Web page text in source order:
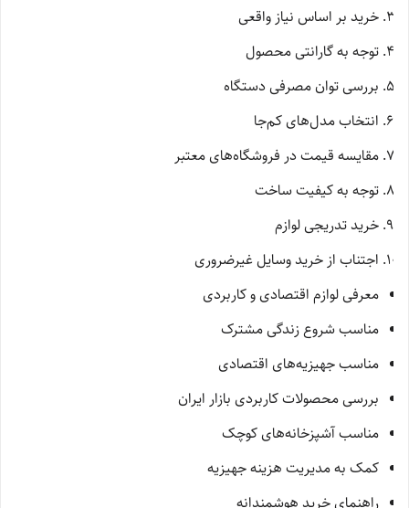
خرید بر اساس نیاز واقعی
توجه به گارانتی محصول
بررسی توان مصرفی دستگاه
انتخاب مدل‌های کم‌جا
مقایسه قیمت در فروشگاه‌های معتبر
توجه به کیفیت ساخت
خرید تدریجی لوازم
اجتناب از خرید وسایل غیرضروری
معرفی لوازم اقتصادی و کاربردی
مناسب شروع زندگی مشترک
مناسب جهیزیه‌های اقتصادی
بررسی محصولات کاربردی بازار ایران
مناسب آشپزخانه‌های کوچک
کمک به مدیریت هزینه جهیزیه
راهنمای خرید هوشمندانه